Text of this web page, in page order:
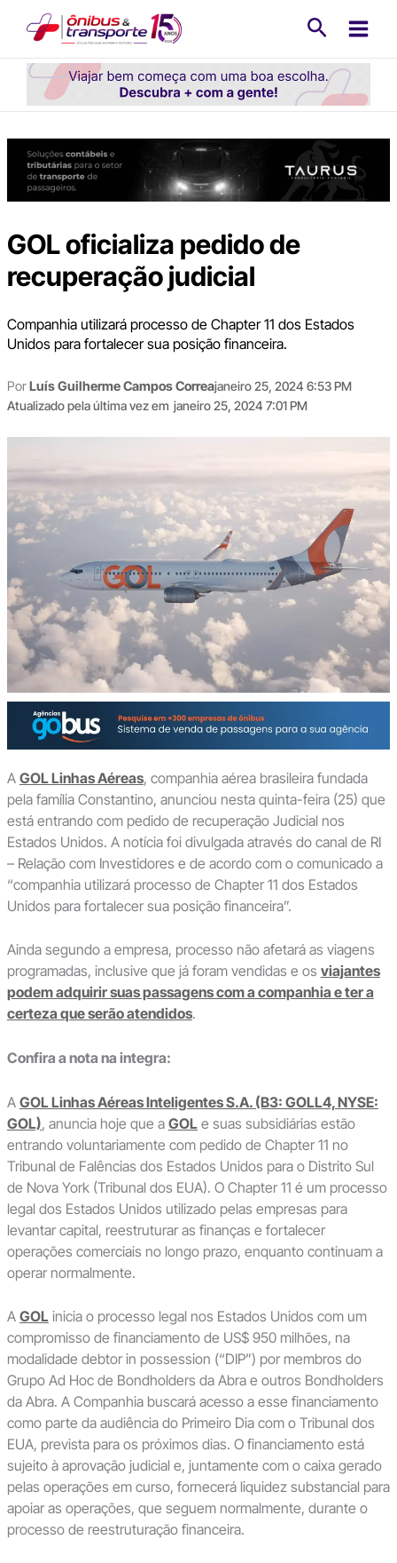
conteúdo
GOL oficializa pedido de
recuperação judicial
Companhia utilizará processo de Chapter 11 dos Estados
Unidos para fortalecer sua posição financeira.
PorLuís Guilherme Campos Correajaneiro 25, 2024 6:53 PM
Atualizado pela última vez em janeiro 25, 2024 7:01 PM
A GOL Linhas Aéreas, companhia aérea brasileira fundada
pela família Constantino, anunciou nesta quinta-feira (25) que
está entrando com pedido de recuperação Judicial nos
Estados Unidos. A notícia foi divulgada através do canal de RI
– Relação com Investidores e de acordo com o comunicado a
“companhia utilizará processo de Chapter 11 dos Estados
Unidos para fortalecer sua posição financeira”.
Ainda segundo a empresa, processo não afetará as viagens
programadas, inclusive que já foram vendidas e os viajantes
podem adquirir suas passagens com a companhia e ter a
certeza que serão atendidos.
Confira a nota na integra:
A GOL Linhas Aéreas Inteligentes S.A. (B3: GOLL4, NYSE:
GOL), anuncia hoje que a GOLe suas subsidiárias estão
entrando voluntariamente com pedido de Chapter 11 no
Tribunal de Falências dos Estados Unidos para o Distrito Sul
de Nova York (Tribunal dos EUA). O Chapter 11 é um processo
legal dos Estados Unidos utilizado pelas empresas para
levantar capital, reestruturar as finanças e fortalecer
operações comerciais no longo prazo, enquanto continuam a
operar normalmente.
A GOLinicia o processo legal nos Estados Unidos com um
compromisso de financiamento de US$ 950 milhões, na
modalidade debtor in possession (“DIP”) por membros do
Grupo Ad Hoc de Bondholders da Abra e outros Bondholders
da Abra. A Companhia buscará acesso a esse financiamento
como parte da audiência do Primeiro Dia com o Tribunal dos
EUA, prevista para os próximos dias. O financiamento está
sujeito à aprovação judicial e, juntamente com o caixa gerado
pelas operações em curso, fornecerá liquidez substancial para
apoiar as operações, que seguem normalmente, durante o
processo de reestruturação financeira.